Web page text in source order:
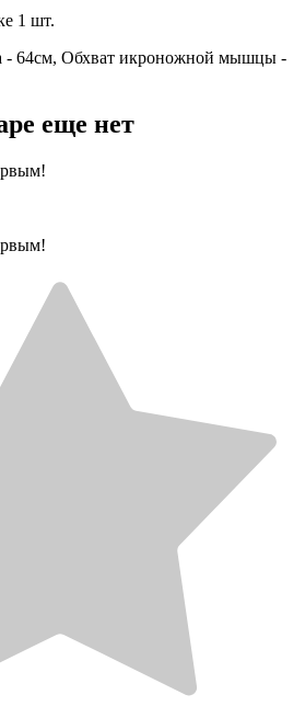
1 шт.
- 64см, Обхват икроножной мышцы -
еще нет